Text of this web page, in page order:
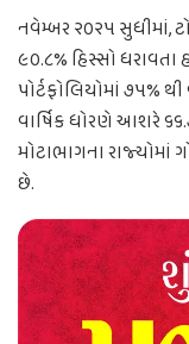
નવેમ્બર ૨૦૨૫ સુધીમાં,
૯૦.૮% હિસ્સો
પોર્ટફોલિયોમાં ૭૫%
વાર્ષિક ધોરણે આશરે
મોટાભાગના રાજ્યોમાં
છે.